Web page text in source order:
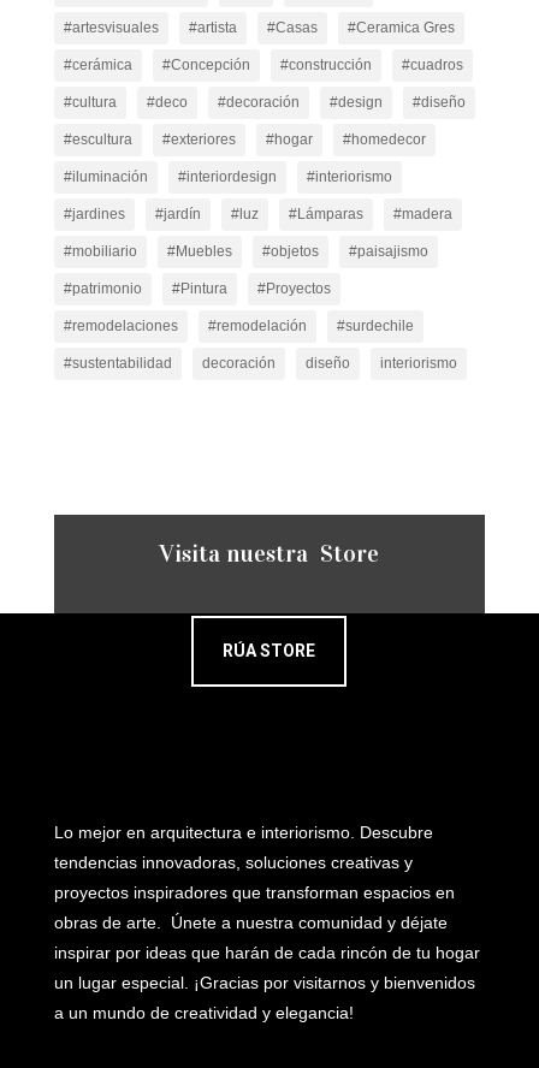
#artesvisuales #artista #Casas #Ceramica Gres
#cerámica #Concepción #construcción #cuadros
#cultura #deco #decoración #design #diseño
#escultura #exteriores #hogar #homedecor
#iluminación #interiordesign #interiorismo
#jardines #jardín #luz #Lámparas #madera
#mobiliario #Muebles #objetos #paisajismo
#patrimonio #Pintura #Proyectos
#remodelaciones #remodelación #surdechile
#sustentabilidad decoración diseño interiorismo
Visita nuestra Store
RÚA STORE
Lo mejor en arquitectura e interiorismo. Descubre
tendencias innovadoras, soluciones creativas y
proyectos inspiradores que transforman espacios en
obras de arte. Únete a nuestra comunidad y déjate
inspirar por ideas que harán de cada rincón de tu hogar
un lugar especial. ¡Gracias por visitarnos y bienvenidos
a un mundo de creatividad y elegancia!